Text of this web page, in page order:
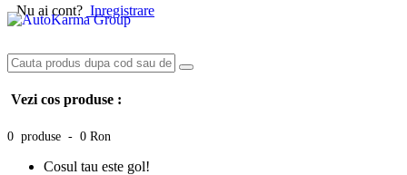
Nu ai cont? Inregistrare
Vezi cos produse :
0 produse - 0 Ron
Cosul tau este gol!